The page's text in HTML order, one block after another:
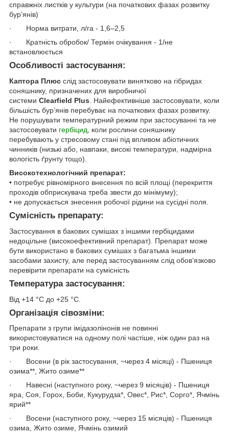
справжніх листків у культури (на початкових фазах розвитку
бур’янів)
· Норма витрати, л/га - 1,6–2,5
· Кратність обробок/ Термін очікування - 1/не
встановлюється
Особливості застосування:
Каптора Плюс слід застосовувати винятково на гібридах
соняшнику, призначених для виробничої
системи Clearfield Plus . Найефективніше застосовувати, коли
більшість бур’янів перебуває на початкових фазах розвитку.
Не порушувати температурний режим при застосуванні та не
застосовувати гербіцид , коли рослини соняшнику
перебувають у стресовому стані під впливом абіотичних
чинників (низькі або, навпаки, високі температури, надмірна
вологість ґрунту тощо).
Високотехнологічний препарат:
• потребує рівномірного внесення по всій площі (перекриття
проходів обприскувача треба звести до мінімуму);
• не допускається знесення робочої рідини на сусідні поля.
Сумісність препарату:
Застосування в бакових сумішах з іншими гербіцидами
недоцільне (високоефективний препарат). Препарат може
бути використано в бакових сумішах з багатьма іншими
засобами захисту, але перед застосуванням слід обов’язково
перевірити препарати на сумісність
Температура застосування:
Від +14 °С до +25 °С.
Організація сівозміни:
Препарати з групи імідазолінонів не повинні
використовуватися на одному полі частіше, ніж один раз на
три роки.
· Восени (в рік застосування, ~через 4 місяці) - Пшениця
озима**, Жито озиме**
· Навесні (наступного року, ~через 9 місяців) - Пшениця
яра, Соя, Горох, Боби, Кукурудза*, Овес*, Рис*, Сорго*, Ячмінь
ярий**
· Восени (наступного року, ~через 15 місяців) - Пшениця
озима, Жито озиме, Ячмінь озимий